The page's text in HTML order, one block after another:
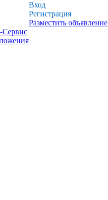
Вход
Регистрация
Разместить объявление